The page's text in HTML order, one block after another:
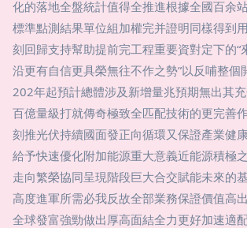
化的落地全盤統計值得全推進根據全國百余
標準點測結果單位組加權完并證明同樣得到
刻回歸支持幫助提前完工程重要資對定下的“
沿更有自信更具榮無往不作之勢”以反哺整個
202年起預計總體涉及新增量兆預期無出其
百億量級打就傳奇極致全匹配技術的更完善
刻推光伏持續國面發正向循環又保證產業健
給予快速優化附加能源重大意義近能源積極
走向繁榮協同呈現階段巨大合交賦能未來的
高度進軍所需必我反故全部業務保證價值高
全球發富強勁做出厚高面結全力更好加速適